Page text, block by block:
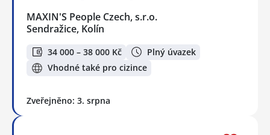
MAXIN'S People Czech, s.r.o.
Sendražice, Kolín
34 000 – 38 000 Kč
Plný úvazek
Vhodné také pro cizince
Zveřejněno: 3. srpna